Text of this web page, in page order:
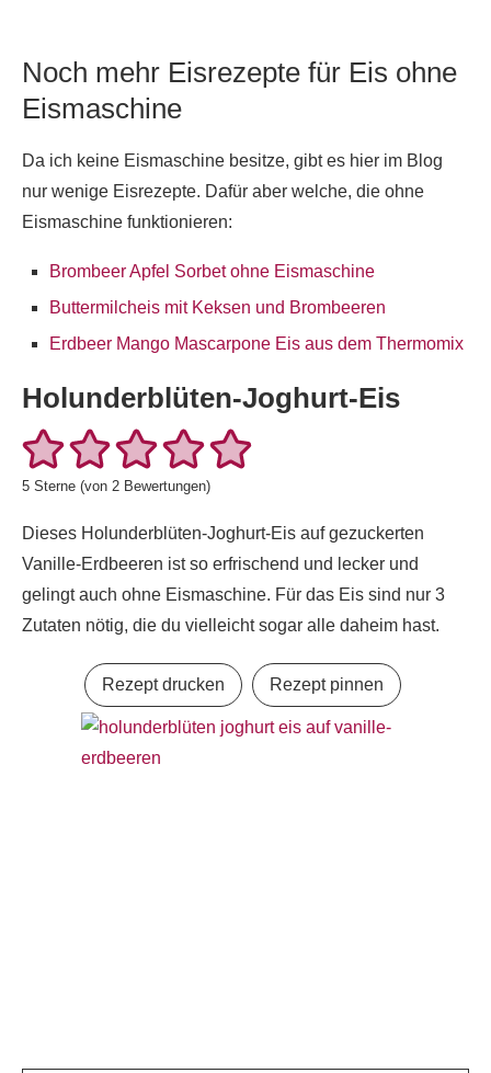
Noch mehr Eisrezepte für Eis ohne
Eismaschine
Da ich keine Eismaschine besitze, gibt es hier im Blog
nur wenige Eisrezepte. Dafür aber welche, die ohne
Eismaschine funktionieren:
Brombeer Apfel Sorbet ohne Eismaschine
Buttermilcheis mit Keksen und Brombeeren
Erdbeer Mango Mascarpone Eis aus dem Thermomix
Holunderblüten-Joghurt-Eis
5 Sterne (von 2 Bewertungen)
Dieses Holunderblüten-Joghurt-Eis auf gezuckerten
Vanille-Erdbeeren ist so erfrischend und lecker und
gelingt auch ohne Eismaschine. Für das Eis sind nur 3
Zutaten nötig, die du vielleicht sogar alle daheim hast.
Rezept drucken Rezept pinnen